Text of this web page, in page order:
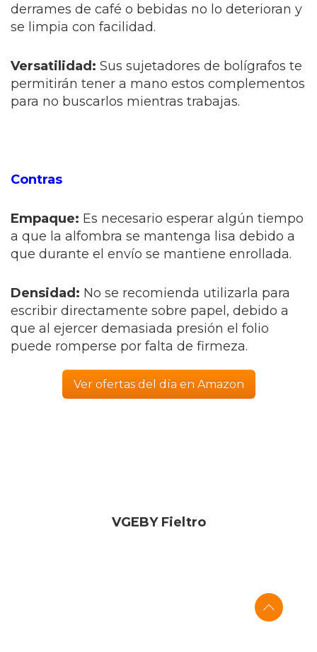
derrames de café o bebidas no lo deterioran y
se limpia con facilidad.
Versatilidad: Sus sujetadores de bolígrafos te
permitirán tener a mano estos complementos
para no buscarlos mientras trabajas.
Contras
Empaque: Es necesario esperar algún tiempo
a que la alfombra se mantenga lisa debido a
que durante el envío se mantiene enrollada.
Densidad: No se recomienda utilizarla para
escribir directamente sobre papel, debido a
que al ejercer demasiada presión el folio
puede romperse por falta de firmeza.
Ver ofertas del día en Amazon
VGEBY Fieltro